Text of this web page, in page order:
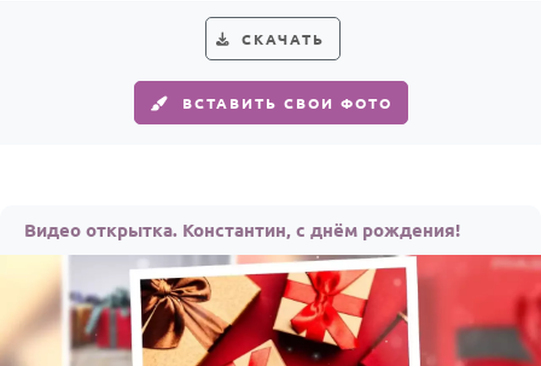
СКАЧАТЬ
ВСТАВИТЬ СВОИ ФОТО
Видео открытка. Константин, с днём рождения!